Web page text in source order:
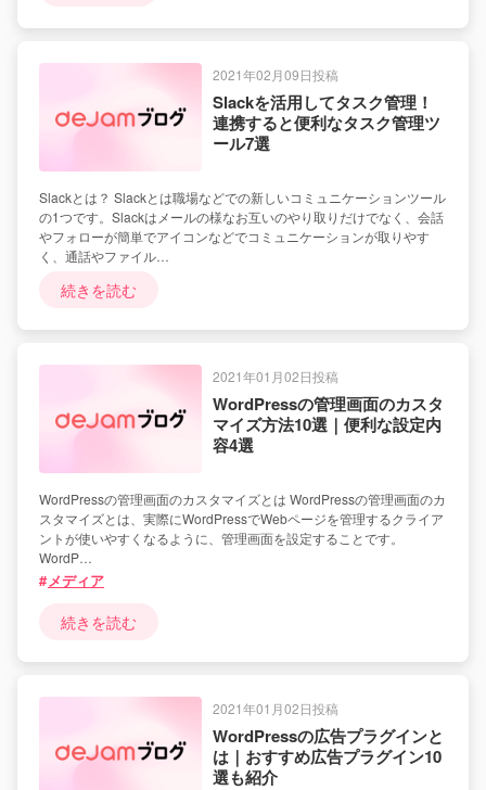
2021年02月09日投稿
Slackを活用してタスク管理！
連携すると便利なタスク管理ツ
ール7選
Slackとは？ Slackとは職場などでの新しいコミュニケーションツール
の1つです。Slackはメールの様なお互いのやり取りだけでなく、会話
やフォローが簡単でアイコンなどでコミュニケーションが取りやす
く、通話やファイル…
続きを読む
2021年01月02日投稿
WordPressの管理画面のカスタ
マイズ方法10選｜便利な設定内
容4選
WordPressの管理画面のカスタマイズとは WordPressの管理画面のカ
スタマイズとは、実際にWordPressでWebページを管理するクライア
ントが使いやすくなるように、管理画面を設定することです。
WordP…
メディア
続きを読む
2021年01月02日投稿
WordPressの広告プラグインと
は｜おすすめ広告プラグイン10
選も紹介